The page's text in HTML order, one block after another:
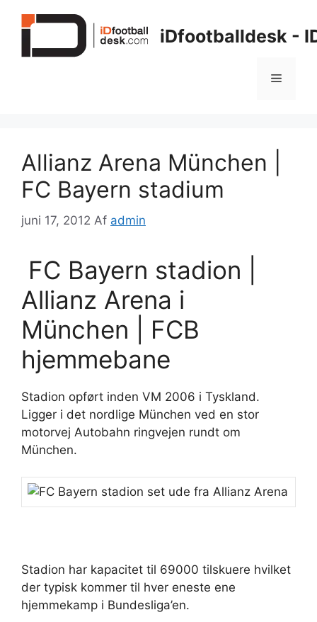
iDfootballdesk -
Menu
Allianz Arena München |
FC Bayern stadium
juni 17, 2012 Af admin
FC Bayern stadion |
Allianz Arena i
München | FCB
hjemmebane
Stadion opført inden VM 2006 i Tyskland.
Ligger i det nordlige München ved en stor
motorvej Autobahn ringvejen rundt om
München.
Stadion har kapacitet til 69000 tilskuere hvilket
der typisk kommer til hver eneste ene
hjemmekamp i Bundesliga’en.